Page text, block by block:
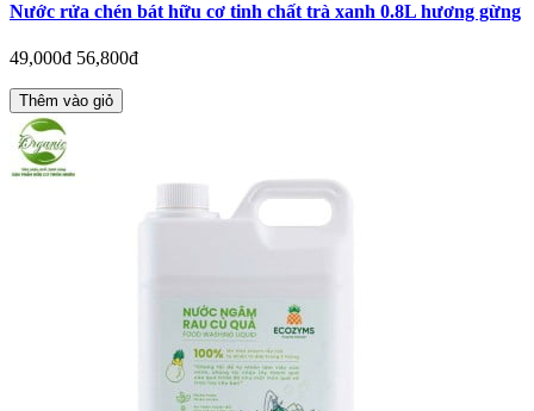
Nước rửa chén bát hữu cơ tinh chất trà xanh 0.8L hương gừng
49,000đ 56,800đ
Thêm vào giỏ